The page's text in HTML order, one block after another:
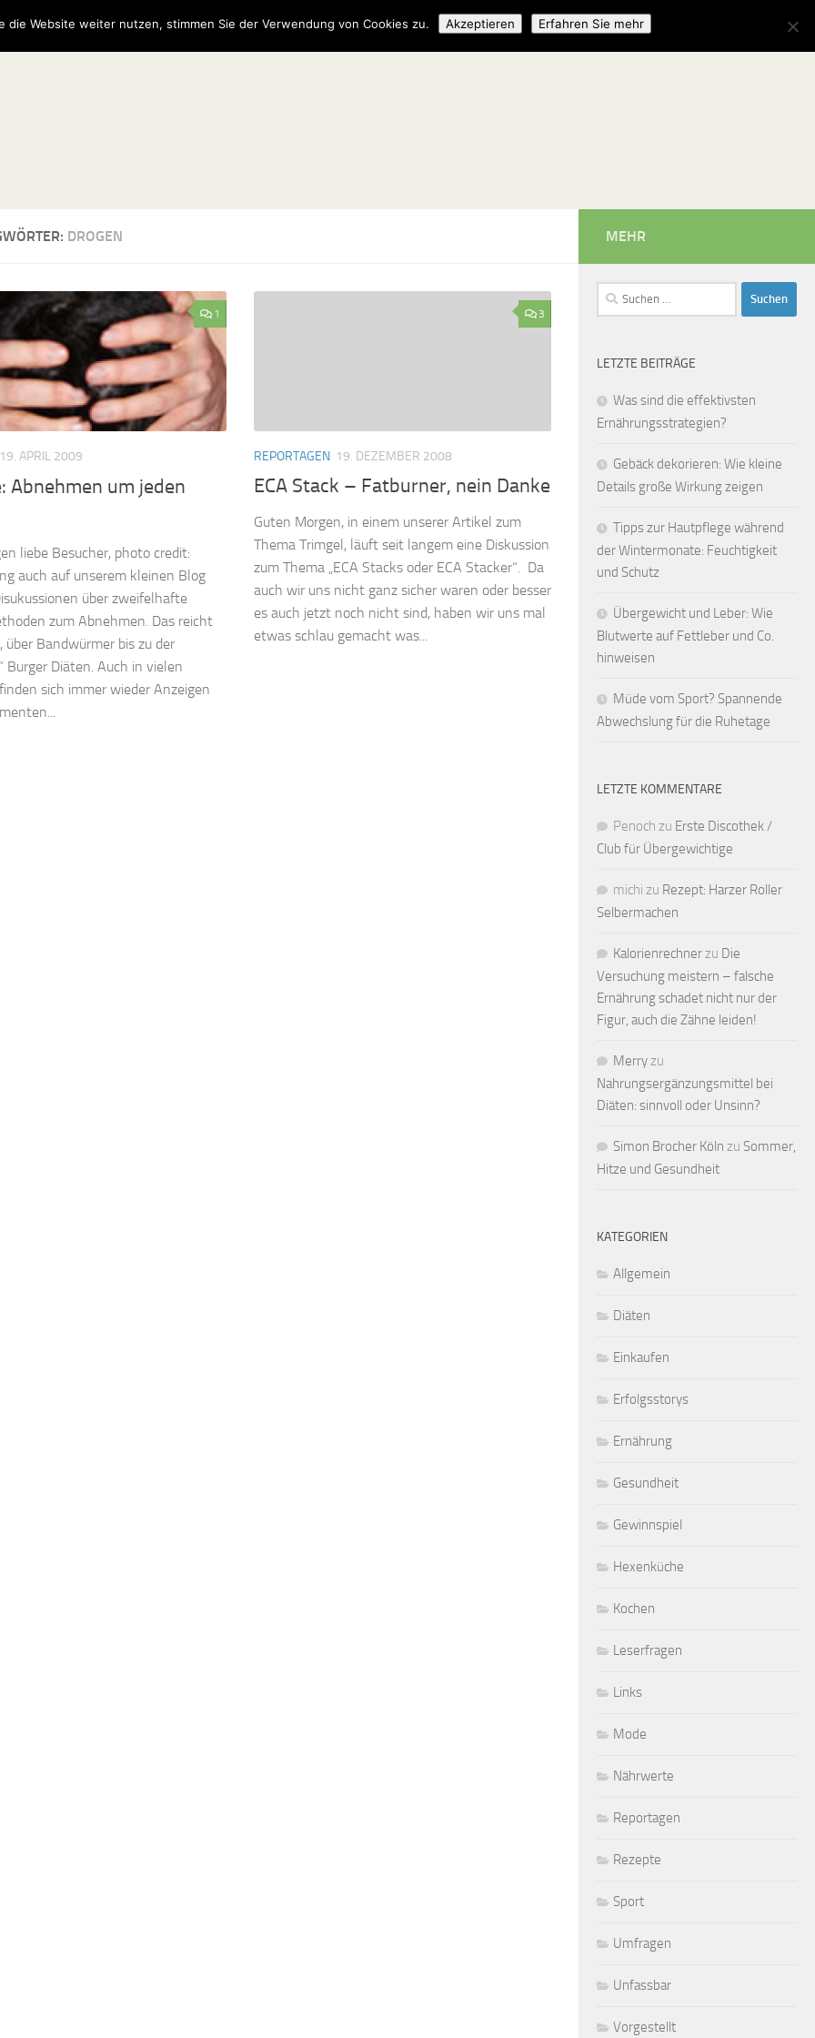
DROGEN
1
19. APRIL 2009
Abnehmen um jeden
liebe Besucher, photo credit:
auch auf unserem kleinen Blog
über zweifelhafte
zum Abnehmen. Das reicht
über Bandwürmer bis zu der
Burger Diäten. Auch in vielen
sich immer wieder Anzeigen
3
REPORTAGEN 19. DEZEMBER 2008
ECA Stack – Fatburner, nein Danke
Guten Morgen, in einem unserer Artikel zum
Thema Trimgel, läuft seit langem eine Diskussion
zum Thema „ECA Stacks oder ECA Stacker“. Da
auch wir uns nicht ganz sicher waren oder besser
es auch jetzt noch nicht sind, haben wir uns mal
etwas schlau gemacht was...
MEHR
Suchen
nach:
LETZTE BEITRÄGE
Was sind die effektivsten
Ernährungsstrategien?
Gebäck dekorieren: Wie kleine
Details große Wirkung zeigen
Tipps zur Hautpflege während
der Wintermonate: Feuchtigkeit
und Schutz
Übergewicht und Leber: Wie
Blutwerte auf Fettleber und Co.
hinweisen
Müde vom Sport? Spannende
Abwechslung für die Ruhetage
LETZTE KOMMENTARE
Penoch zu Erste Discothek /
Club für Übergewichtige
michi zu Rezept: Harzer Roller
Selbermachen
Kalorienrechnerzu Die
Versuchung meistern – falsche
Ernährung schadet nicht nur der
Figur, auch die Zähne leiden!
Merryzu
Nahrungsergänzungsmittel bei
Diäten: sinnvoll oder Unsinn?
Simon Brocher Köln zu Sommer,
Hitze und Gesundheit
KATEGORIEN
Allgemein
Diäten
Einkaufen
Erfolgsstorys
Ernährung
Gesundheit
Gewinnspiel
Hexenküche
Kochen
Leserfragen
Links
Mode
Nährwerte
Reportagen
Rezepte
Sport
Umfragen
Unfassbar
Vorgestellt
die Website weiter nutzen, stimmen Sie der Verwendung von Cookies zu. Akzeptieren Erfahren Sie mehr